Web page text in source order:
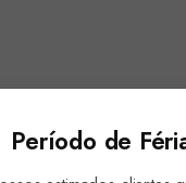
Período de